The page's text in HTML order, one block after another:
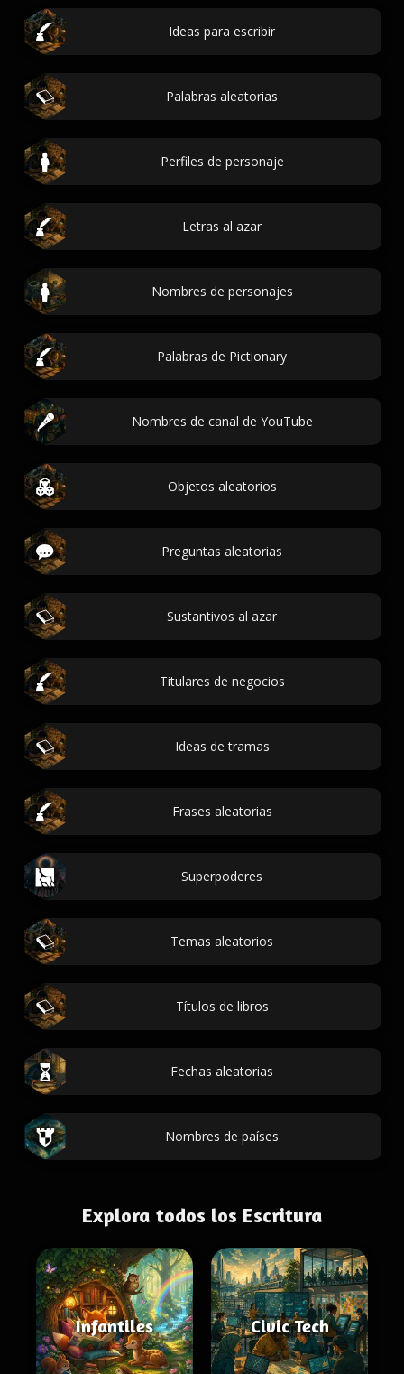
Ideas para escribir
Palabras aleatorias
Perfiles de personaje
Letras al azar
Nombres de personajes
Palabras de Pictionary
Nombres de canal de YouTube
Objetos aleatorios
Preguntas aleatorias
Sustantivos al azar
Titulares de negocios
Ideas de tramas
Frases aleatorias
Superpoderes
Temas aleatorios
Títulos de libros
Fechas aleatorias
Nombres de países
Explora todos los Escritura
Infantiles Civic Tech